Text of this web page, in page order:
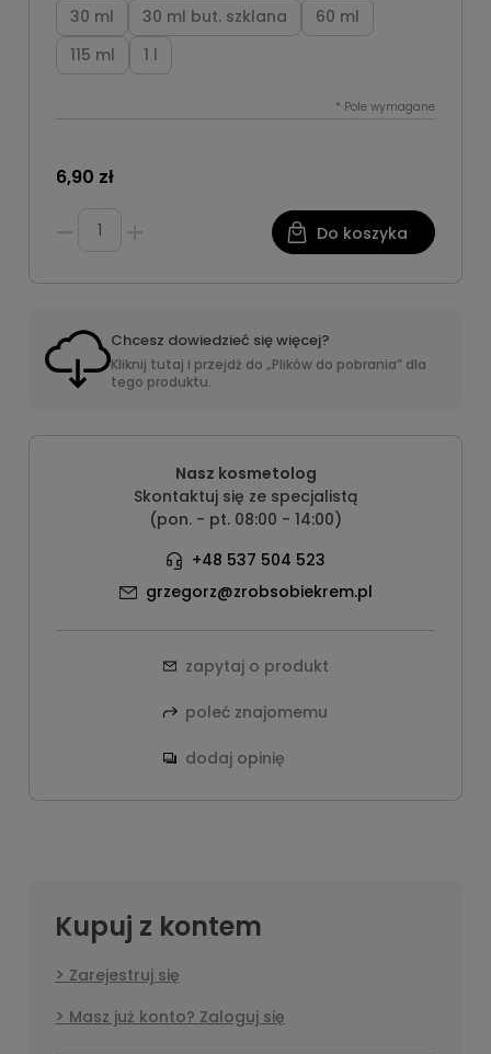
30 ml
30 ml but. szklana
60 ml
115 ml
1 l
* Pole wymagane
6,90 zł
Do koszyka
Chcesz dowiedzieć się więcej?
Kliknij tutaj i przejdź do „Plików do pobrania” dla
tego produktu.
Nasz kosmetolog
Skontaktuj się ze specjalistą
(pon. - pt. 08:00 - 14:00)
+48 537 504 523
grzegorz@zrobsobiekrem.pl
zapytaj o produkt
poleć znajomemu
dodaj opinię
Kupuj z kontem
Zarejestruj się
Masz już konto? Zaloguj się